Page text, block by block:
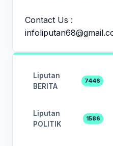
Contact Us :
Liputan
BERITA
7446
Liputan
POLITIK
1586